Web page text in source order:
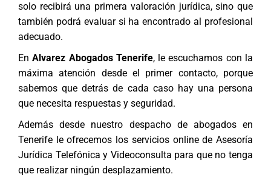
solo recibirá una primera valoración jurídica, sino que
también podrá evaluar si ha encontrado al profesional
adecuado.
EnAlvarez Abogados Tenerife, le escuchamos con la
máxima atención desde el primer contacto, porque
sabemos que detrás de cada caso hay una persona
que necesita respuestas y seguridad.
Además desde nuestro despacho de abogados en
Tenerife le ofrecemos los servicios online de Asesoría
Jurídica Telefónica y Videoconsulta para que no tenga
que realizar ningún desplazamiento.